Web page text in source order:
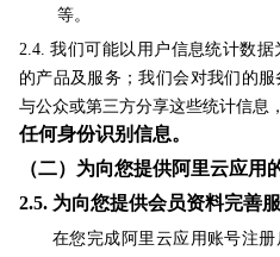
等。
2.4. 我们可能以用户信息统计数
的产品及服务；我们会对我们的
与公众或第三方分享这些统计信息，
任何身份识别信息。
（二）为向您提供阿里云应用
2.5. 为向您提供会员资料完善
在您完成阿里云应用账号注